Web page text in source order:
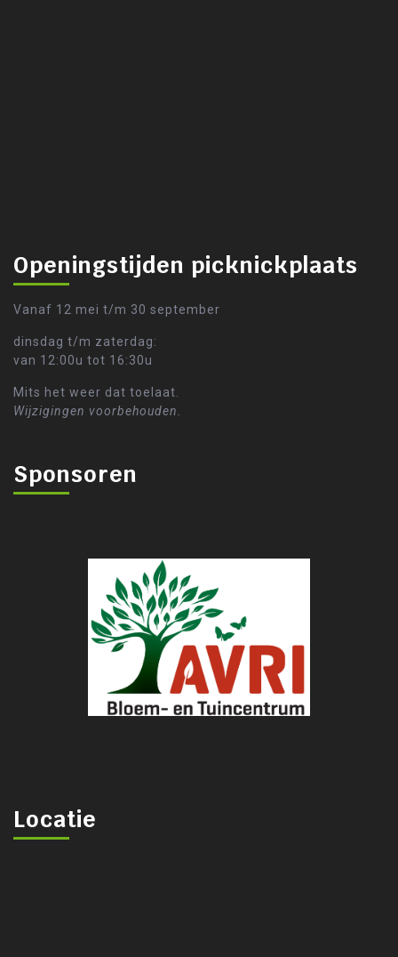
Openingstijden picknickplaats
Vanaf 12 mei t/m 30 september
dinsdag t/m zaterdag:
van 12:00u tot 16:30u
Mits het weer dat toelaat.
Wijzigingen voorbehouden.
Sponsoren
Locatie